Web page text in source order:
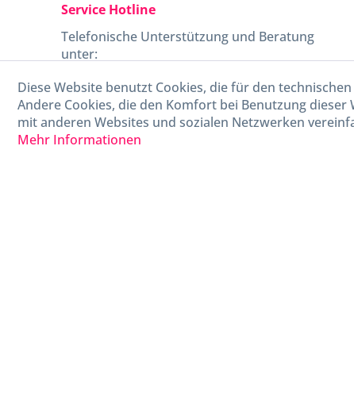
Service Hotline
Telefonische Unterstützung und Beratung
unter:
040-880 99 770
Mo-Fr, 09:00 - 15:00 Uhr
Diese Website benutzt Cookies, die für den
Andere Cookies, die den Komfort bei Benutzung
mit anderen Websites und sozialen Netzwerken
Mehr Informationen